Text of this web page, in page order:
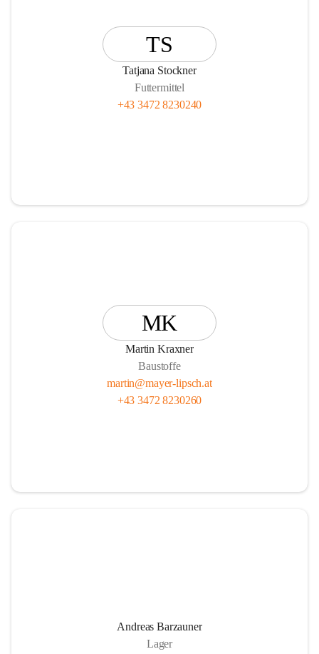
TS
Tatjana Stockner
Futtermittel
+43 3472 8230240
MK
Martin Kraxner
Baustoffe
martin@mayer-lipsch.at
+43 3472 8230260
Andreas Barzauner
Lager